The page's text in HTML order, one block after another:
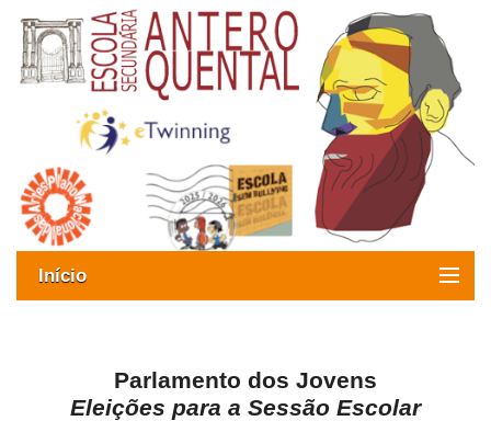
Início
Oferta formativaParlamento dos Jovens
Eleições para a Sessão Escolar